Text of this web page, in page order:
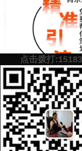
预约营销老师 添
案！
上一篇：品牌推广规划怎
点击拨打